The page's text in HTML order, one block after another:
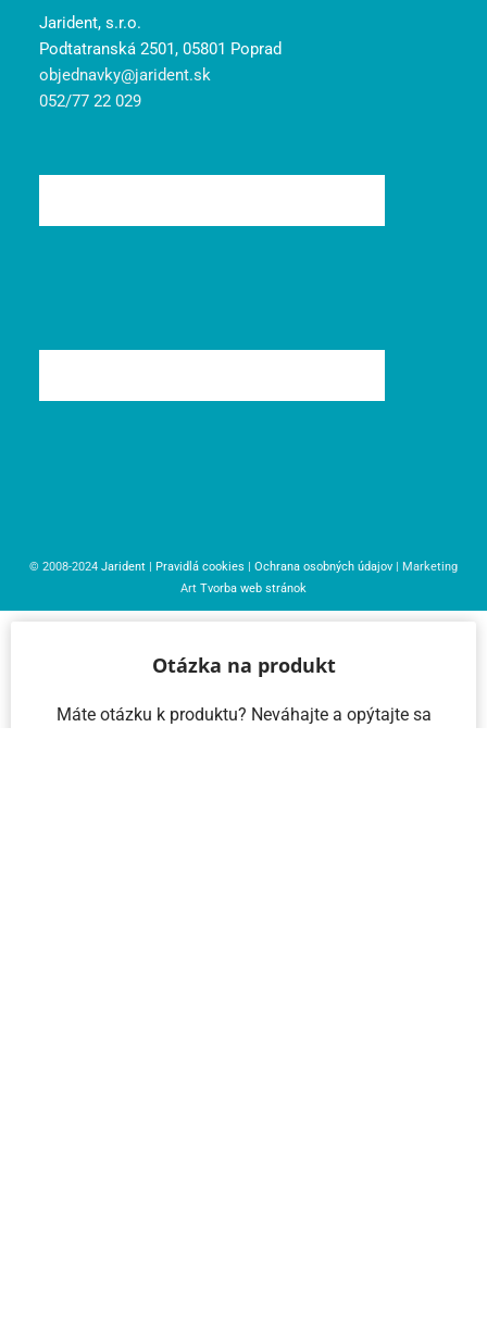
Jarident, s.r.o.
Podtatranská 2501, 05801 Poprad
objednavky@jarident.sk
052/77 22 029
© 2008-2024 Jarident | Pravidlá cookies | Ochrana osobných údajov | Marketing
Art Tvorba web stránok
Otázka na produkt
Máte otázku k produktu? Neváhajte a opýtajte sa